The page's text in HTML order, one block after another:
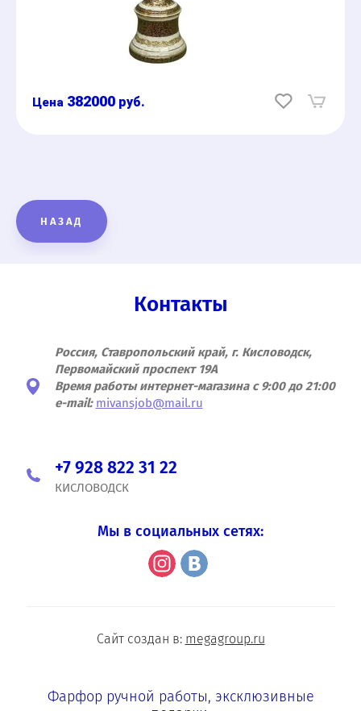
382000 руб.
НАЗАД
Фарфор ручной работы, эксклюзивные
Контакты
Россия, Ставропольский край, г. Кисловодск,
Первомайский проспект 19А
Время работы интернет-магазина с 9:00 до 21:00
e-mail: mivansjob@mail.ru
+7 928 822 31 22
КИСЛОВОДСК
Мы в социальных сетях:
Сайт создан в: megagroup.ru